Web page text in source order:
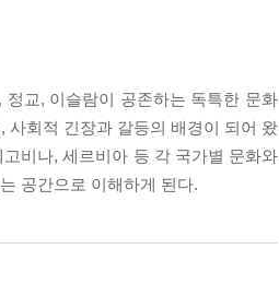
정교, 이슬람이 공존하는 독특한 문화
사회적 긴장과 갈등의 배경이 되어 왔
비나, 세르비아 등 각 국가별 문화와
공간으로 이해하게 된다.